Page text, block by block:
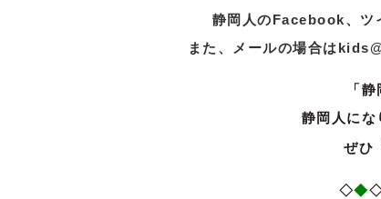
静岡 人のFacebook、ツ
また、メールの場合は
「
静岡人にな
ぜひ
◇◆